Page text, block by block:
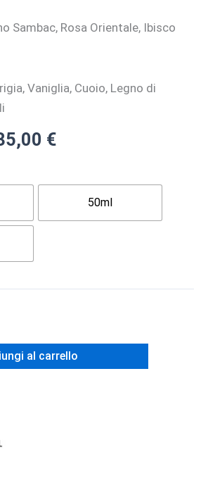
Sambac, Rosa Orientale, Ibisco
Vaniglia, Cuoio, Legno di
€
66,00 €
50ml
al carrello